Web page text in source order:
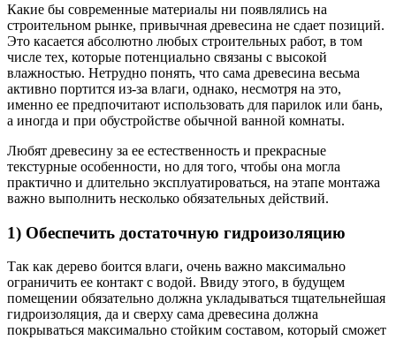
Какие бы современные материалы ни появлялись на
строительном рынке, привычная древесина не сдает позиций.
Это касается абсолютно любых строительных работ, в том
числе тех, которые потенциально связаны с высокой
влажностью. Нетрудно понять, что сама древесина весьма
активно портится из-за влаги, однако, несмотря на это,
именно ее предпочитают использовать для парилок или бань,
а иногда и при обустройстве обычной ванной комнаты.
Любят древесину за ее естественность и прекрасные
текстурные особенности, но для того, чтобы она могла
практично и длительно эксплуатироваться, на этапе монтажа
важно выполнить несколько обязательных действий.
1) Обеспечить достаточную гидроизоляцию
Так как дерево боится влаги, очень важно максимально
ограничить ее контакт с водой. Ввиду этого, в будущем
помещении обязательно должна укладываться тщательнейшая
гидроизоляция, да и сверху сама древесина должна
покрываться максимально стойким составом, который сможет